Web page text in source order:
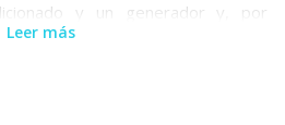
y un generador y, por
de café Nespresso.
Leer más